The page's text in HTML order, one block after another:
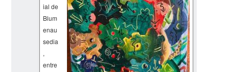
ial de
Blum
enau
sedia
,
entre